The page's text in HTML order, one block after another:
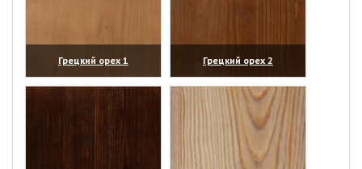
Грецкий орех 1
(увеличить)
Грецкий орех 2
(увеличить)